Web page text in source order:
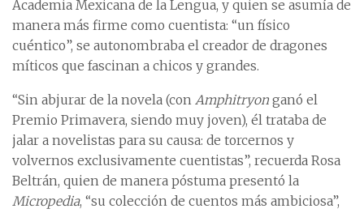
Academia Mexicana de la Lengua, y quien se asumía de
manera más firme como cuentista: “un físico
cuéntico”, se autonombraba el creador de dragones
míticos que fascinan a chicos y grandes.
“Sin abjurar de la novela (con Amphitryon ganó el
Premio Primavera, siendo muy joven), él trataba de
jalar a novelistas para su causa: de torcernos y
volvernos exclusivamente cuentistas”, recuerda Rosa
Beltrán, quien de manera póstuma presentó la
Micropedia, “su colección de cuentos más ambiciosa”,